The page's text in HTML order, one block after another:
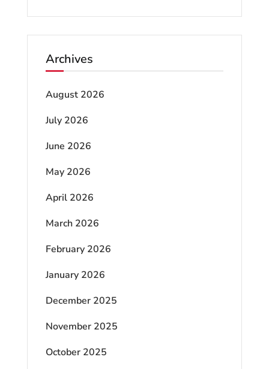
Archives
August 2026
July 2026
June 2026
May 2026
April 2026
March 2026
February 2026
January 2026
December 2025
November 2025
October 2025